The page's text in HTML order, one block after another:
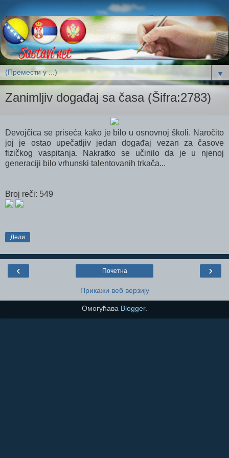
▼
Zanimljiv događaj sa časa (Šifra:2783)
Devojčica se priseća kako je bilo u osnovnoj školi. Naročito
joj je ostao upečatljiv jedan događaj vezan za časove
fizičkog vaspitanja. Nakratko se učinilo da je u njenoj
generaciji bilo vrhunski talentovanih trkača...
Broj reči: 549
Дели
‹ ›
Почетна
Прикажи веб верзију
Омогућава Blogger.